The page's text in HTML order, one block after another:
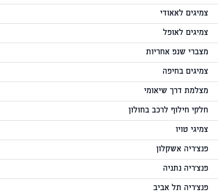
צמיגים לאאודי
צמיגים לאופל
מצברי שנפ אחריות
צמיגים בחיפה
מצלמת דרך שיאומי
חלקי חילוף לרכב בחולון
צמיגי טויו
פנצ'ריה אשקלון
פנצ'ריה נתניה
פנצ'ריה תל אביב